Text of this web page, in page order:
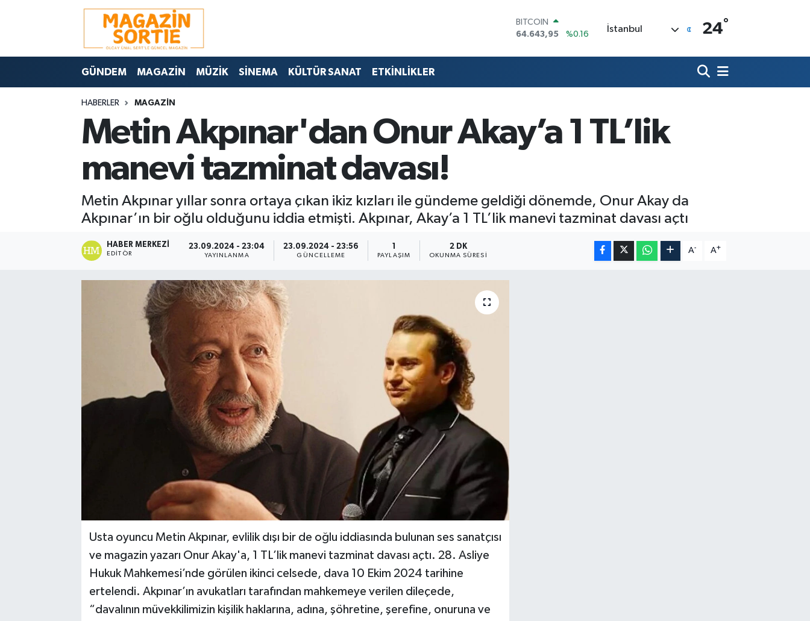
DOLAR
47,6704
%0
BİST100
13.799
%70
İstanbul 24°
GÜNDEM MAGAZİN MÜZİK SİNEMA KÜLTÜR SANAT ETKİNLİKLER
HABERLER MAGAZİN
Metin Akpınar'dan Onur Akay’a 1 TL’lik
manevi tazminat davası!
Metin Akpınar yıllar sonra ortaya çıkan ikiz kızları ile gündeme geldiği dönemde, Onur Akay da
Akpınar’ın bir oğlu olduğunu iddia etmişti. Akpınar, Akay’a 1 TL’lik manevi tazminat davası açtı
HABER MERKEZI
EDITÖR
23.09.2024 - 23:04
YAYINLANMA
23.09.2024 - 23:56
GÜNCELLEME
1
PAYLAŞIM
2 DK
OKUNMA SÜRESI
A- A+
Usta oyuncu Metin Akpınar, evlilik dışı bir de oğlu iddiasında bulunan ses sanatçısı
ve magazin yazarı Onur Akay'a, 1 TL’lik manevi tazminat davası açtı. 28. Asliye
Hukuk Mahkemesi’nde görülen ikinci celsede, dava 10 Ekim 2024 tarihine
ertelendi. Akpınar’ın avukatları tarafından mahkemeye verilen dileçede,
“davalının müvekkilimizin kişilik haklarına, adına, şöhretine, şerefine, onuruna ve
Nöbetçi Eczaneler
Hava Durumu
Trafik Durumu
Süper Lig Puan Durumu ve Fikstür
Tüm Manşetler
Son Dakika Haberleri